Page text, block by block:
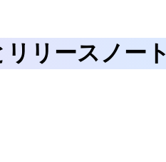
リースノー